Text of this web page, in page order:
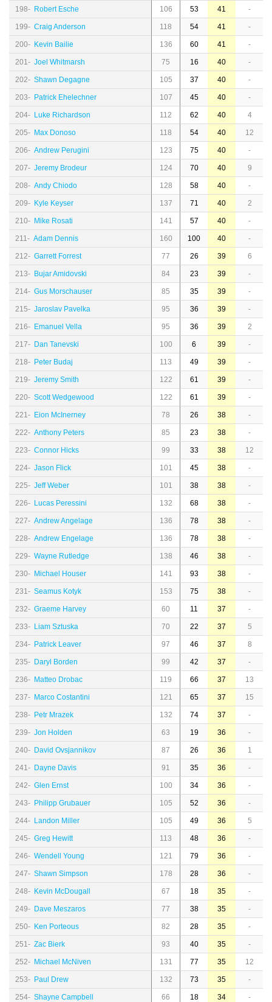
198- Robert Esche 106 53 41 -
199- Craig Anderson 118 54 41 -
200- Kevin Bailie 136 60 41 -
201- Joel Whitmarsh 75 16 40 -
202- Shawn Degagne 105 37 40 -
203- Patrick Ehelechner 107 45 40 -
204- Luke Richardson 112 62 40 4
205- Max Donoso 118 54 40 12
206- Andrew Perugini 123 75 40 -
207- Jeremy Brodeur 124 70 40 9
208- Andy Chiodo 128 58 40 -
209- Kyle Keyser 137 71 40 2
210- Mike Rosati 141 57 40 -
211- Adam Dennis 160 100 40 -
212- Garrett Forrest 77 26 39 6
213- Bujar Amidovski 84 23 39 -
214- Gus Morschauser 85 35 39 -
215- Jaroslav Pavelka 95 36 39 -
216- Emanuel Vella 95 36 39 2
217- Dan Tanevski 100 6 39 -
218- Peter Budaj 113 49 39 -
219- Jeremy Smith 122 61 39 -
220- Scott Wedgewood 122 61 39 -
221- Eion McInerney 78 26 38 -
222- Anthony Peters 85 23 38 -
223- Connor Hicks 99 33 38 12
224- Jason Flick 101 45 38 -
225- Jeff Weber 101 38 38 -
226- Lucas Peressini 132 68 38 -
227- Andrew Angelage 136 78 38 -
228- Andrew Engelage 136 78 38 -
229- Wayne Rutledge 138 46 38 -
230- Michael Houser 141 93 38 -
231- Seamus Kotyk 153 75 38 -
232- Graeme Harvey 60 11 37 -
233- Liam Sztuska 70 22 37 5
234- Patrick Leaver 97 46 37 8
235- Daryl Borden 99 42 37 -
236- Matteo Drobac 119 66 37 13
237- Marco Costantini 121 65 37 15
238- Petr Mrazek 132 74 37 -
239- Jon Holden 63 19 36 -
240- David Ovsjannikov 87 26 36 1
241- Dayne Davis 91 35 36 -
242- Glen Ernst 100 34 36 -
243- Philipp Grubauer 105 52 36 -
244- Landon Miller 105 49 36 5
245- Greg Hewitt 113 48 36 -
246- Wendell Young 121 79 36 -
247- Shawn Simpson 178 28 36 -
248- Kevin McDougall 67 18 35 -
249- Dave Meszaros 77 38 35 -
250- Ken Porteous 82 28 35 -
251- Zac Bierk 93 40 35 -
252- Michael McNiven 131 77 35 12
253- Paul Drew 132 73 35 -
254- Shayne Campbell 66 18 34 -